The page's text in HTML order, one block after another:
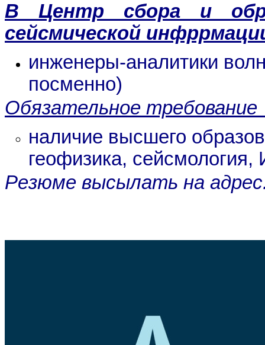
В Центр сбора и
сейсмической
инженеры-аналитики
посменно)
Обязательное
наличие высшего
геофизика, сейсмология,
Резюме высылать на